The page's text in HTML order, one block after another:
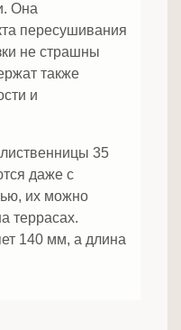
Она
пересушивания
не страшны
также
и
35
даже с
их можно
террасах.
140 мм, а длина